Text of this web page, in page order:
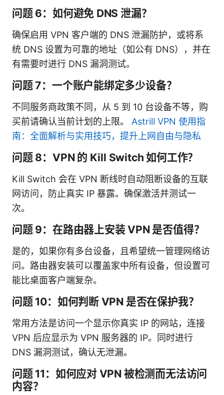
问题 6：如何避免 DNS 泄漏？
确保启用 VPN 客户端的 DNS 泄漏防护，或将系
统 DNS 设置为可靠的地址（如公有 DNS），并在
有需要时进行 DNS 漏洞测试。
问题 7：一个账户能绑定多少设备？
不同服务商政策不同，从 5 到 10 台设备不等，购
买前请确认当前计划的上限。 Astrill VPN 使用指
南：全面解析与实用技巧，提升上网自由与隐私
问题 8：VPN 的 Kill Switch 如何工作？
Kill Switch 会在 VPN 断线时自动阻断设备的互联
网访问，防止真实 IP 暴露。确保激活并测试一
次。
问题 9：在路由器上安装 VPN 是否值得？
是的，如果你有多台设备，且希望统一管理网络访
问。路由器安装可以覆盖家中所有设备，但设置可
能比桌面客户端复杂。
问题 10：如何判断 VPN 是否在保护我？
常用方法是访问一个显示你真实 IP 的网站，连接
VPN 后应显示为 VPN 服务器的 IP。同时进行
DNS 漏洞测试，确认无泄漏。
问题 11：如何应对 VPN 被检测而无法访问
内容？